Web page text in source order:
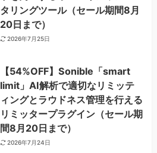
タリングツール（セール期間8月
20日まで）
2026年7月25日
【54%OFF】Sonible「smart
limit」AI解析で適切なリミッテ
ィングとラウドネス管理を行える
リミッタープラグイン（セール期
間8月20日まで）
2026年7月24日